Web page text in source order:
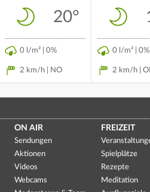
20°
0 l/m² | 0%
2 km/h | NO
0 l/m² | 0%
2 km/h |
ON AIR
Sendungen
Aktionen
Videos
Webcams
FREIZEIT
Spielplätze
Rezepte
Meditation